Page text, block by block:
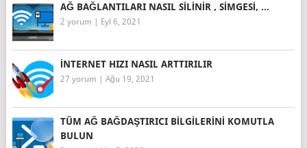
AĞ BAĞLANTILARI NASIL SILINIR , SIMGESI, ...
2 yorum | Eyl 6, 2021
İNTERNET HIZI NASIL ARTTIRILIR
27 yorum | Ağu 19, 2021
TÜM AĞ BAĞDAŞTIRICI BILGILERINI KOMUTLA
BULUN